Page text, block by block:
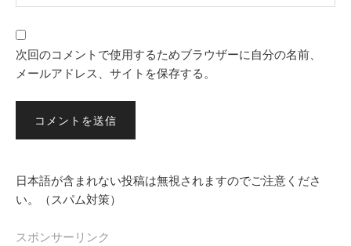
次回のコメントで使用するためブラウザーに自分の名前、
メールアドレス、サイトを保存する。
日本語が含まれない投稿は無視されますのでご注意くださ
い。（スパム対策）
スポンサーリンク